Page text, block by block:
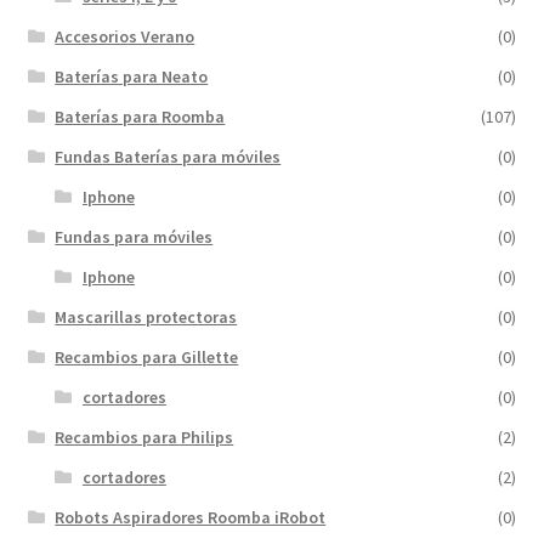
Accesorios Verano
(0)
Baterías para Neato
(0)
Baterías para Roomba
(107)
Fundas Baterías para móviles
(0)
Iphone
(0)
Fundas para móviles
(0)
Iphone
(0)
Mascarillas protectoras
(0)
Recambios para Gillette
(0)
cortadores
(0)
Recambios para Philips
(2)
cortadores
(2)
Robots Aspiradores Roomba iRobot
(0)